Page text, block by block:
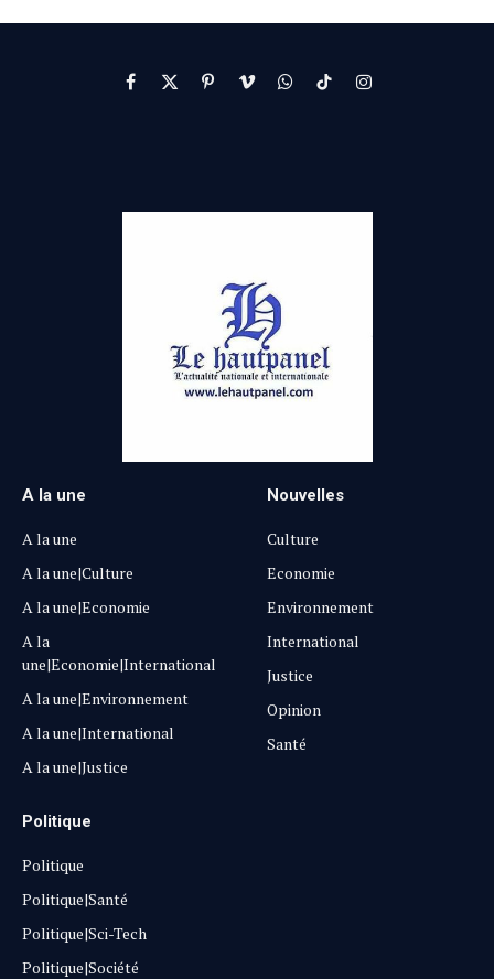
Facebook
X
PinterestVimeoWhatsApp
TikTokInstagram
A la une
A la une
A la une|Culture
A la une|Economie
A la
une|Economie|International
A la une|Environnement
A la une|International
A la une|Justice
Nouvelles
Culture
Economie
Environnement
International
Justice
Opinion
Santé
Politique
Politique
Politique|Santé
Politique|Sci-Tech
Politique|Société